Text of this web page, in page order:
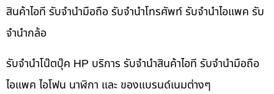
สินค้าไอที รับจำนำมือถือ รับจำนำโทรศัพท์ รับจำนำไอแพค รับ
จำนำกล้อ
รับจำนำโน๊ตบุ๊ค HP บริการ รับจำนำสินค้าไอที รับจำนำมือถือ
ไอแพค ไอโฟน นาฬิกา และ ของแบรนด์เนมต่างๆ